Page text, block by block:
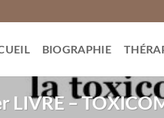
BIOGRAPHIE
LIVRE –